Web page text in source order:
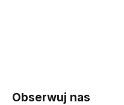
Obserwuj nas